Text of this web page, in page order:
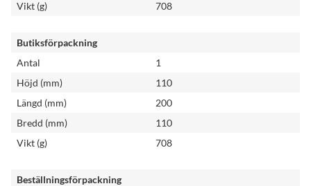
Vikt (g) 708
Butiksförpackning
Antal
1
Höjd (mm)
110
Längd (mm)
200
Bredd (mm)
110
Vikt (g)
708
Beställningsförpackning